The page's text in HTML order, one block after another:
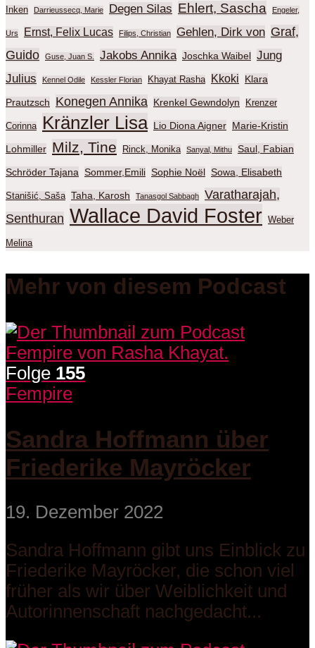
Inken Darrieussecq, Marie Degen Silas Ehlert, Sascha Engeler,
Urs Ernst, Felix Lucas Filips, Christian Gehlen, Dirk von Graf,
Guido
Guse, Juan S. Jakobs Annika Joschka Waibel Jung
Julius
Kennel Odile Kessler Florian Khayat Rasha Kkoki Klara
Prautzsch Konegen Annika Krenkel Gewndolyn Krenzer
Corinna Kränzler Lisa Lio Diona Aigner Marie-Kristin
Lohmiller Milz, Tine Rinck, Monika Sanyal, Mithu Saul, Fabian
Schröder Tajana Sommer,Emili Sophie Noël Sowa, Elisabeth
Stanišić, Saša Taha, Karosh Tanasgol Sabbagh
Varatharajah,
Senthuran Wallace David Foster Weber
Melina
Mehr von diesem Podcast
Folge 155
Fempire
Sandra Hoffmann über
Friederike Mayröcker
19. Dezember 2022
Sandra Hoffmann gibt uns Einblick zu
Friederike Mayröcker, die schon viel
früher als wir über Weiblichkeit und
Autorinnenschaft nachgedacht...